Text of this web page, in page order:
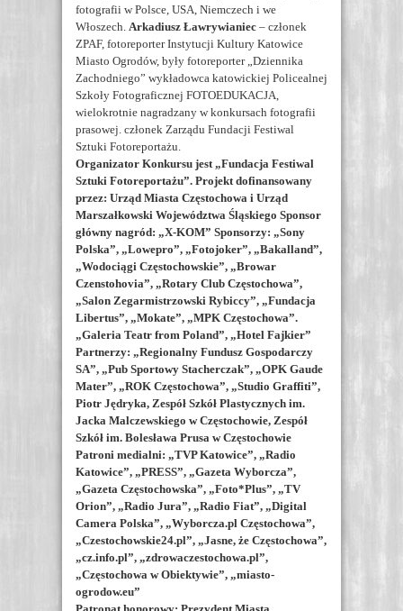
fotografii w Polsce, USA, Niemczech i we
Włoszech. Arkadiusz Ławrywianiec – członek
ZPAF, fotoreporter Instytucji Kultury Katowice
Miasto Ogrodów, były fotoreporter „Dziennika
Zachodniego” wykładowca katowickiej Policealnej
Szkoły Fotograficznej FOTOEDUKACJA,
wielokrotnie nagradzany w konkursach fotografii
prasowej. członek Zarządu Fundacji Festiwal
Sztuki Fotoreportażu.
Organizator Konkursu jest „Fundacja Festiwal
Sztuki Fotoreportażu”. Projekt dofinansowany
przez: Urząd Miasta Częstochowa i Urząd
Marszałkowski Województwa Śląskiego Sponsor
główny nagród: „X-KOM” Sponsorzy: „Sony
Polska”, „Lowepro”, „Fotojoker”, „Bakalland”,
„Wodociągi Częstochowskie”, „Browar
Czenstohovia”, „Rotary Club Częstochowa”,
„Salon Zegarmistrzowski Rybiccy”, „Fundacja
Libertus”, „Mokate”, „MPK Częstochowa”.
„Galeria Teatr from Poland”, „Hotel Fajkier”
Partnerzy: „Regionalny Fundusz Gospodarczy
SA”, „Pub Sportowy Stacherczak”, „OPK Gaude
Mater”, „ROK Częstochowa”, „Studio Graffiti”,
Piotr Jędryka, Zespół Szkół Plastycznych im.
Jacka Malczewskiego w Częstochowie, Zespół
Szkół im. Bolesława Prusa w Częstochowie
Patroni medialni: „TVP Katowice”, „Radio
Katowice”, „PRESS”, „Gazeta Wyborcza”,
„Gazeta Częstochowska”, „Foto*Plus”, „TV
Orion”, „Radio Jura”, „Radio Fiat”, „Digital
Camera Polska”, „Wyborcza.pl Częstochowa”,
„Czestochowskie24.pl”, „Jasne, że Częstochowa”,
„cz.info.pl”, „zdrowaczestochowa.pl”,
„Częstochowa w Obiektywie”, „miasto-
ogrodow.eu”